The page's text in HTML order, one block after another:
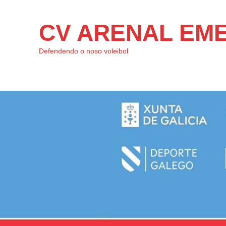
CV ARENAL
Defendendo o noso voleibol